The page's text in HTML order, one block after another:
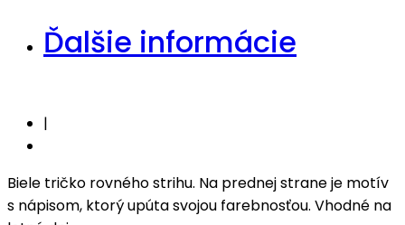
Ďalšie informácie
|
Biele tričko rovného strihu. Na prednej strane je motív
s nápisom, ktorý upúta svojou farebnosťou. Vhodné na